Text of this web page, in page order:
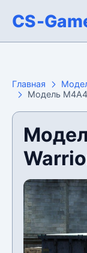
CS-
Главная
Модель М4А4